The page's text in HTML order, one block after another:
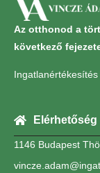
Az otthonod a
következő
Elérhetőség
1146 Budapest